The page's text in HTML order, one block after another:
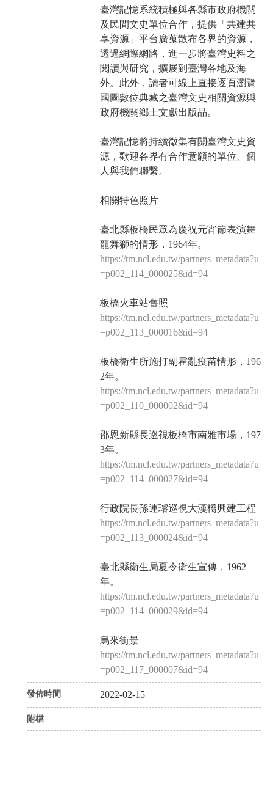
臺灣記憶系統積極與各縣市政府機關
及民間文史單位合作，提供「共建共
享資源」平台廣蒐散布各界的資源，
透過網際網路，進一步將臺灣史料之
閱讀與研究，擴展到臺灣各地及海
外。此外，讀者可線上直接逐頁瀏覽
國圖數位典藏之臺灣文史相關資源與
政府機關鄉土文獻出版品。
臺灣記憶將持續徵集有關臺灣文史資
源，歡迎各界有合作意願的單位、個
人與我們聯繫。
相關特色照片
臺北縣板橋民眾為慶祝元宵節表演舞
龍舞獅的情形，1964年。
https://tm.ncl.edu.tw/partners_metadata?u
=p002_114_000025&id=94
板橋火車站舊照
https://tm.ncl.edu.tw/partners_metadata?u
=p002_113_000016&id=94
板橋衛生所施打副霍亂疫苗情形，196
2年。
https://tm.ncl.edu.tw/partners_metadata?u
=p002_110_000002&id=94
邵恩新縣長巡視板橋市南雅市場，197
3年。
https://tm.ncl.edu.tw/partners_metadata?u
=p002_114_000027&id=94
行政院長孫運璿巡視大漢橋興建工程
https://tm.ncl.edu.tw/partners_metadata?u
=p002_113_000024&id=94
臺北縣衛生局夏令衛生宣傳，1962
年。
https://tm.ncl.edu.tw/partners_metadata?u
=p002_114_000029&id=94
烏來街景
https://tm.ncl.edu.tw/partners_metadata?u
=p002_117_000007&id=94
發佈時間 2022-02-15
附檔